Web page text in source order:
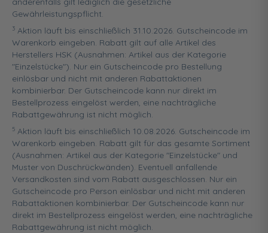
Gewährleistungspflicht.
3 Aktion läuft bis einschließlich 31.10.2026. Gutscheincode im
Warenkorb eingeben. Rabatt gilt auf alle Artikel des
Herstellers HSK (Ausnahmen: Artikel aus der Kategorie
"Einzelstücke"). Nur ein Gutscheincode pro Bestellung
einlösbar und nicht mit anderen Rabattaktionen
kombinierbar. Der Gutscheincode kann nur direkt im
Bestellprozess eingelöst werden, eine nachträgliche
Rabattgewährung ist nicht möglich.
5 Aktion läuft bis einschließlich 10.08.2026. Gutscheincode im
Warenkorb eingeben. Rabatt gilt für das gesamte Sortiment
(Ausnahmen: Artikel aus der Kategorie "Einzelstücke" und
Muster von Duschrückwänden). Eventuell anfallende
Versandkosten sind vom Rabatt ausgeschlossen. Nur ein
Gutscheincode pro Person einlösbar und nicht mit anderen
Rabattaktionen kombinierbar. Der Gutscheincode kann nur
direkt im Bestellprozess eingelöst werden, eine nachträgliche
Rabattgewährung ist nicht möglich.